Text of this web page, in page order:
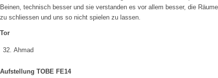
Beinen, technisch besser und sie verstanden es vor allem besser, die Räume
zu schliessen und uns so nicht spielen zu lassen.
Tor
Ahmad
Aufstellung TOBE FE14